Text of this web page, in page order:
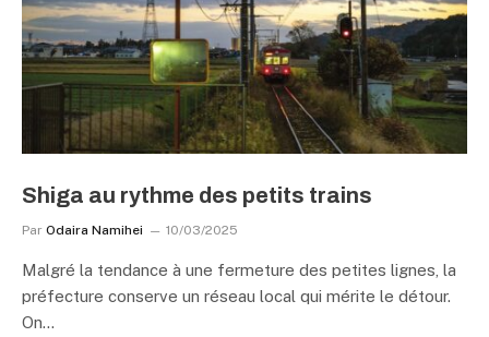
Shiga au rythme des petits trains
Par Odaira Namihei 10/03/2025
Malgré la tendance à une fermeture des petites lignes, la
préfecture conserve un réseau local qui mérite le détour.
On…